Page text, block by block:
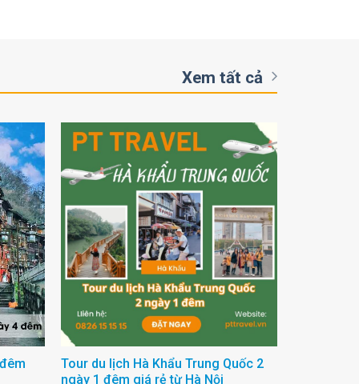
Xem tất cả
Tour du lịch Hà Khẩu Trung Quốc 2
ngày 1 đêm giá rẻ từ Hà Nội